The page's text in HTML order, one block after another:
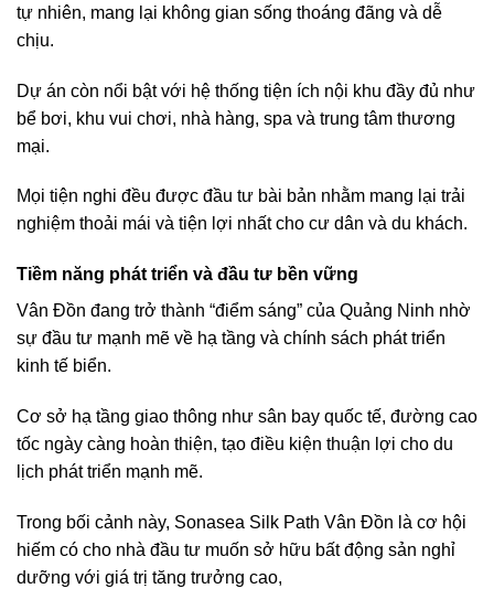
tự nhiên, mang lại không gian sống thoáng đãng và dễ
chịu.
Dự án còn nổi bật với hệ thống tiện ích nội khu đầy đủ như
bể bơi, khu vui chơi, nhà hàng, spa và trung tâm thương
mại.
Mọi tiện nghi đều được đầu tư bài bản nhằm mang lại trải
nghiệm thoải mái và tiện lợi nhất cho cư dân và du khách.
Tiềm năng phát triển và đầu tư bền vững
Vân Đồn đang trở thành “điểm sáng” của Quảng Ninh nhờ
sự đầu tư mạnh mẽ về hạ tầng và chính sách phát triển
kinh tế biển.
Cơ sở hạ tầng giao thông như sân bay quốc tế, đường cao
tốc ngày càng hoàn thiện, tạo điều kiện thuận lợi cho du
lịch phát triển mạnh mẽ.
Trong bối cảnh này, Sonasea Silk Path Vân Đồn là cơ hội
hiếm có cho nhà đầu tư muốn sở hữu bất động sản nghỉ
dưỡng với giá trị tăng trưởng cao,